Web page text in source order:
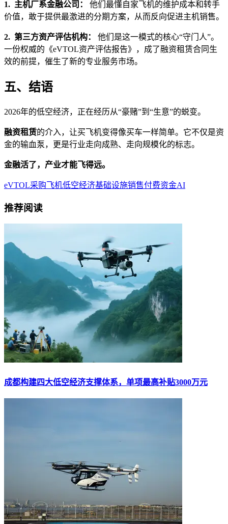
1. 主机厂系金融公司：
他们最懂自家飞机的维护成本和转手
价值，敢于提供最激进的分期方案，从而反向促进主机销售。
2. 第三方资产评估机构：
他们是这一模式的核心“守门人”。
一份权威的《eVTOL资产评估报告》，成了融资租赁合同生
效的前提，催生了新的专业服务市场。
五、结语
2026年的低空经济，正在经历从“豪赌”到“生意”的蜕变。
融资租赁的介入，让买飞机变得像买车一样简单。它不仅是资
金的输血泵，更是行业走向成熟、走向规模化的标志。
金融活了，产业才能飞得远。
eVTOL采购飞机低空经济基础设施销售付费资金AI
推荐阅读
成都构建四大低空经济支撑体系，单项最高补贴3000万元